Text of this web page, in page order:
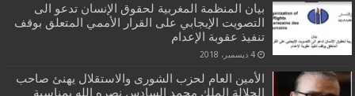
بيان المنظمة المغربية لحقوق الإنسان تدعو الى
التصويت الإيجابي على القرار الأممي المتعلق بوقف
تنفيذ عقوبة الإعدام
4 ديسمبر، 2018
الأمين العام لحزب الشورى والاستقلال يهنئ صاحب
الجلالة الملك محمد السادس نصره الله بمناسبة